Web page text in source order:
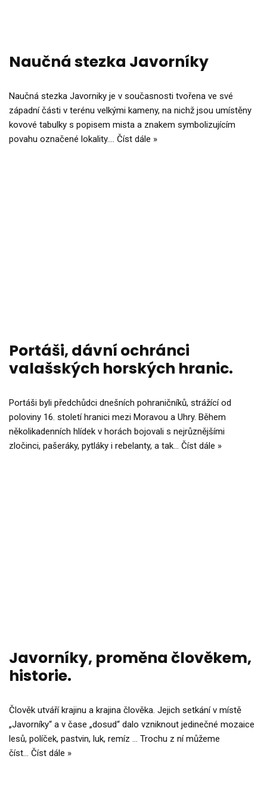
Naučná stezka Javorníky
Naučná stezka Javorniky je v současnosti tvořena ve své
západní části v terénu velkými kameny, na nichž jsou umístěny
kovové tabulky s popisem mista a znakem symbolizujícím
povahu označené lokality.… Číst dále »
Portáši, dávní ochránci
valašských horských hranic.
Portáši byli předchůdci dnešních pohraničníků, strážící od
poloviny 16. století hranici mezi Moravou a Uhry. Během
několikadenních hlídek v horách bojovali s nejrůznějšími
zločinci, pašeráky, pytláky i rebelanty, a tak… Číst dále »
Javorníky, proměna člověkem,
historie.
Člověk utváří krajinu a krajina člověka. Jejich setkání v místě
„Javorníky“ a v čase „dosud“ dalo vzniknout jedinečné mozaice
lesů, políček, pastvin, luk, remíz … Trochu z ní můžeme
číst… Číst dále »